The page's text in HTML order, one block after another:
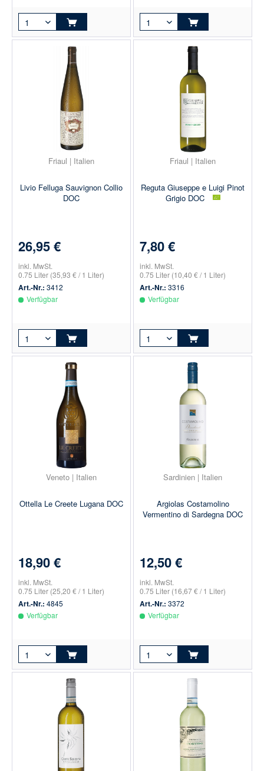
Friaul | Italien
Livio Felluga Sauvignon Collio
DOC
26,95 €
inkl. MwSt.
0.75 Liter (35,93 € / 1 Liter)
Art.-Nr.: 3412
Verfügbar
Friaul | Italien
Reguta Giuseppe e Luigi Pinot
Grigio DOC
7,80 €
inkl. MwSt.
0.75 Liter (10,40 € / 1 Liter)
Art.-Nr.: 3316
Verfügbar
Veneto | Italien
Ottella Le Creete Lugana DOC
18,90 €
inkl. MwSt.
0.75 Liter (25,20 € / 1 Liter)
Art.-Nr.: 4845
Verfügbar
Sardinien | Italien
Argiolas Costamolino
Vermentino di Sardegna DOC
12,50 €
inkl. MwSt.
0.75 Liter (16,67 € / 1 Liter)
Art.-Nr.: 3372
Verfügbar